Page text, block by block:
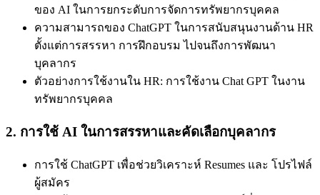
ของ AI ในการยกระดับการจัดการทรัพยากรบุคคล
ความสามารถของ ChatGPT ในการสนับสนุนงานด้าน HR
ตั้งแต่การสรรหา การฝึกอบรม ไปจนถึงการพัฒนา
บุคลากร
ตัวอย่างการใช้งานใน HR: การใช้งาน Chat GPT ในงาน
ทรัพยากรบุคคล
2. การใช้ AI ในการสรรหาและคัดเลือกบุคลากร
การใช้ ChatGPT เพื่อช่วยวิเคราะห์ Resumes และ โปรไฟล์
ผู้สมัคร